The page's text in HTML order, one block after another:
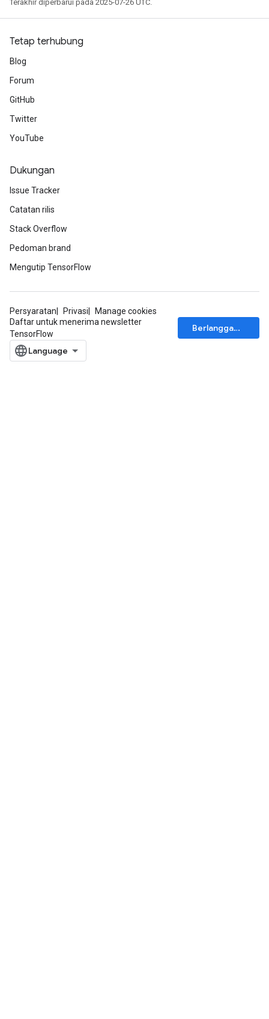
Terakhir diperbarui pada 2025-07-26 UTC.
Tetap terhubung
Blog
Forum
GitHub
Twitter
YouTube
Dukungan
Issue Tracker
Catatan rilis
Stack Overflow
Pedoman brand
Mengutip TensorFlow
Persyaratan Privasi
Manage cookies
Daftar untuk menerima newsletter
TensorFlow
Berlangganan